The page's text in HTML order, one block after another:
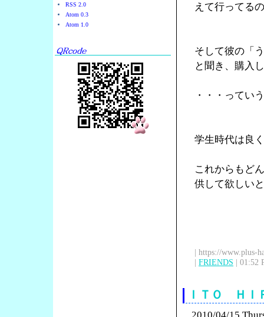
RSS 2.0
Atom 0.3
Atom 1.0
えて行ってる
そして彼の「
と聞き、購入
・・・ってい
学生時代は良
これからもど
供して欲しい
| https://www.plus-
| FRIENDS | 01:52
ＩＴＯ Ｈ